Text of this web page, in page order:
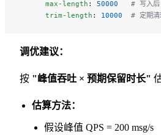
      max-length
: 50000
# 写入
      trim-length
: 10000
# 定期清
调优建议：
按 "峰值吞吐 × 预期保留时长"
估算方法：
假设峰值 QPS = 200 msg/s